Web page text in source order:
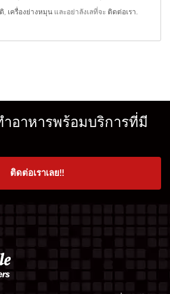
, เครื่องย่างหมุน และอย่าลังเลที่จะ ติดต่อเรา.
อาหารพร้อมบริการที่มี
ติดต่อเราเลย!!